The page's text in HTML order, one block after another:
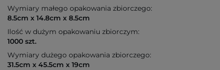
Wymiary małego opakowania zbiorczego:
8.5cm x 14.8cm x 8.5cm
Ilość w dużym opakowaniu zbiorczym:
1000 szt.
Wymiary dużego opakowania zbiorczego:
31.5cm x 45.5cm x 19cm